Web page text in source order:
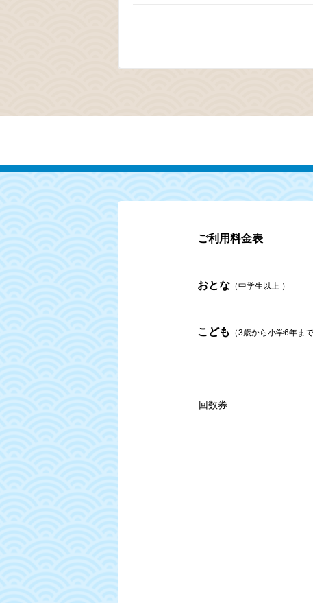
ご利用料金表
おとな （中学生以上 ）
こども （3歳から小学6年まで
回数券